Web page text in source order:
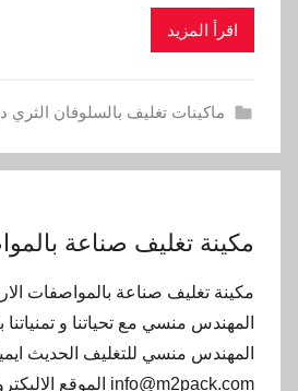
اقرأ المزيد
ماكينات تغليف بالسلوفان الثري
مكينة تغليف صناعة
مكينة تغليف صناعة بالمواصفات
المهندس منسي مع تحياتنا و
المهندس منسي للتغليف الحديث